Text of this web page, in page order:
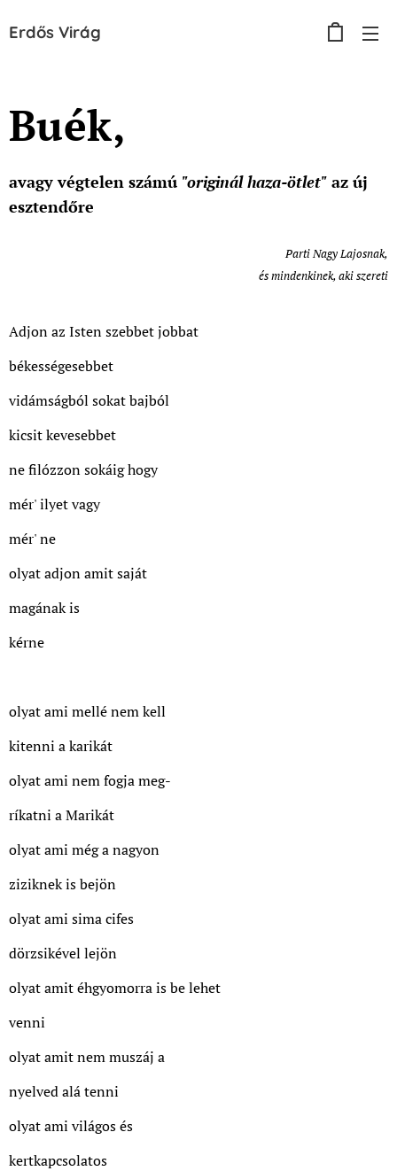
Erdős Virág
Buék,
avagy végtelen számú "originál haza-ötlet" az új
esztendőre
Parti Nagy Lajosnak,
és mindenkinek, aki szereti
Adjon az Isten szebbet jobbat
békességesebbet
vidámságból sokat bajból
kicsit kevesebbet
ne filózzon sokáig hogy
mér' ilyet vagy
mér' ne
olyat adjon amit saját
magának is
kérne
olyat ami mellé nem kell
kitenni a karikát
olyat ami nem fogja meg-
ríkatni a Marikát
olyat ami még a nagyon
ziziknek is bejön
olyat ami sima cifes
dörzsikével lejön
olyat amit éhgyomorra is be lehet
venni
olyat amit nem muszáj a
nyelved alá tenni
olyat ami világos és
kertkapcsolatos